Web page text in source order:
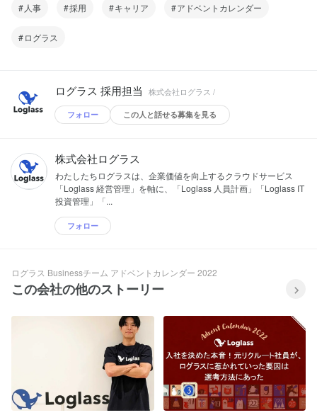
人事 採用 キャリア アドベントカレンダー
ログラス
ログラス 採用担当 株式会社ログラス /
フォロー この人と話せる募集を見る
株式会社ログラス
わたしたちログラスは、企業価値を向上するクラウドサービス
「Loglass 経営管理」を軸に、「Loglass 人員計画」「Loglass IT
投資管理」「...
フォロー
ログラス Businessチーム アドベントカレンダー 2022
この会社の他のストーリー